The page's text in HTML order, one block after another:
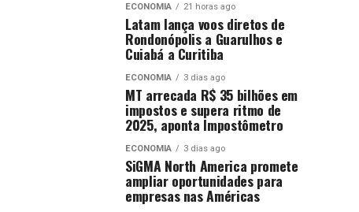
ECONOMIA 21 horas ago
Latam lança voos diretos de
Rondonópolis a Guarulhos e
Cuiabá a Curitiba
ECONOMIA 3 dias ago
MT arrecada R$ 35 bilhões em
impostos e supera ritmo de
2025, aponta Impostômetro
ECONOMIA 3 dias ago
SiGMA North America promete
ampliar oportunidades para
empresas nas Américas